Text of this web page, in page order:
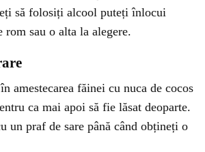
să folosiți alcool puteți înlocui
rom sau o alta la alegere.
amestecarea făinei cu nuca de cocos
ca mai apoi să fie lăsat deoparte.
un praf de sare până când obțineți o